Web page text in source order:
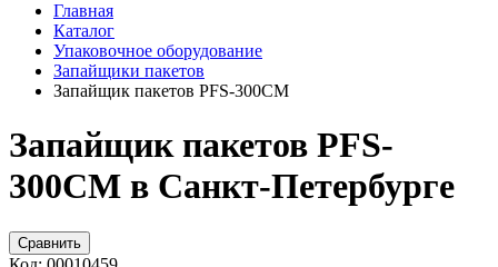
Главная
Каталог
Упаковочное оборудование
Запайщики пакетов
Запайщик пакетов PFS-300СМ
Запайщик пакетов PFS-
300СМ в Санкт-Петербурге
Сравнить